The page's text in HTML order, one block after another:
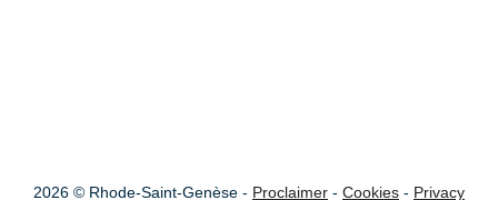
2026 © Rhode-Saint-Genèse - Proclaimer- Cookies- Privacy